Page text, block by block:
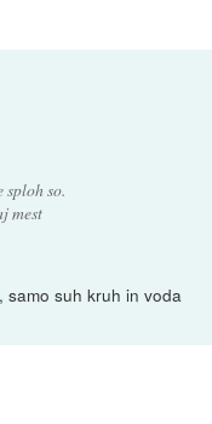
sploh so.
mest
samo suh kruh in voda